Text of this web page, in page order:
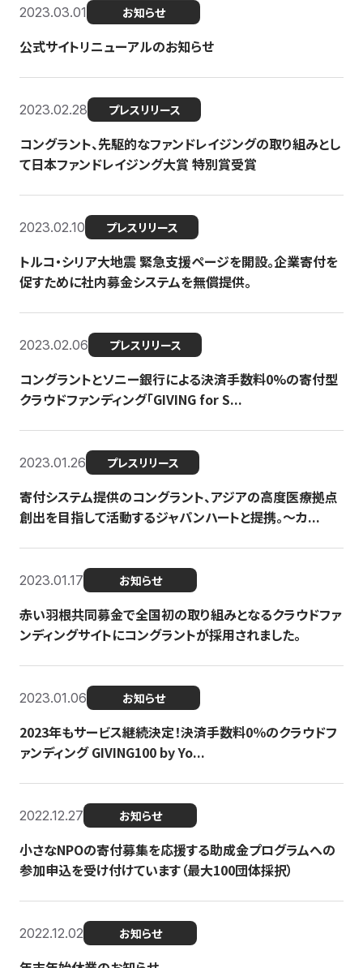
2023.03.01 お知らせ
公式サイトリニューアルのお知らせ
2023.02.28 プレスリリース
コングラント、先駆的なファンドレイジングの取り組みとし
て日本ファンドレイジング大賞 特別賞受賞
2023.02.10 プレスリリース
トルコ・シリア大地震 緊急支援ページを開設。企業寄付を
促すために社内募金システムを無償提供。
2023.02.06 プレスリリース
コングラントとソニー銀行による決済手数料0%の寄付型
クラウドファンディング「GIVING for S...
2023.01.26 プレスリリース
寄付システム提供のコングラント、アジアの高度医療拠点
創出を目指して活動するジャパンハートと提携。〜カ...
2023.01.17 お知らせ
赤い羽根共同募金で全国初の取り組みとなるクラウドファ
ンディングサイトにコングラントが採用されました。
2023.01.06 お知らせ
2023年もサービス継続決定！決済手数料0％のクラウドフ
ァンディング GIVING100 by Yo...
2022.12.27 お知らせ
小さなNPOの寄付募集を応援する助成金プログラムへの
参加申込を受け付けています（最大100団体採択）
2022.12.02 お知らせ